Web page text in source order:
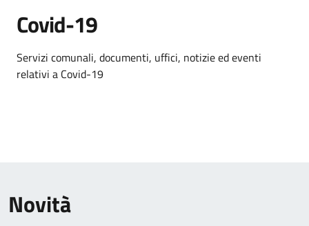
Covid-19
Dettagli dell'argomento
Servizi comunali, documenti, uffici, notizie ed eventi
relativi a Covid-19
Novità